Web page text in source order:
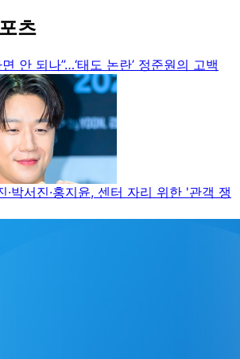
츠
안 되나”…‘태도 논란’ 정준원의 고백
·박서진·홍지윤, 센터 자리 위한 '관객 쟁